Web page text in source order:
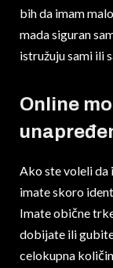
bih da imam
mada siguran
istružuju sami ili
Online
Ako ste voleli da
imate skoro
Imate obične
dobijate ili gubite
celokupna